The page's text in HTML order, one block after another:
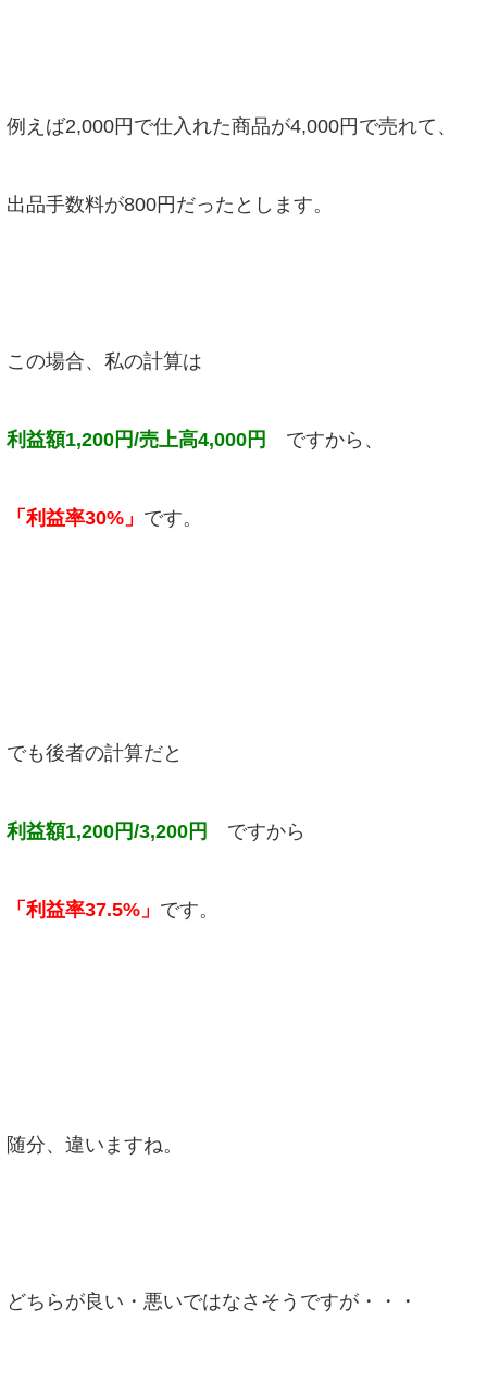
例えば2,000円で仕入れた商品が4,000円で売れて、
出品手数料が800円だったとします。
この場合、私の計算は
利益額1,200円/売上高4,000円 ですから、
「利益率30%」 です。
でも後者の計算だと
利益額1,200円/3,200円 ですから
「利益率37.5%」 です。
随分、違いますね。
どちらが良い・悪いではなさそうですが・・・